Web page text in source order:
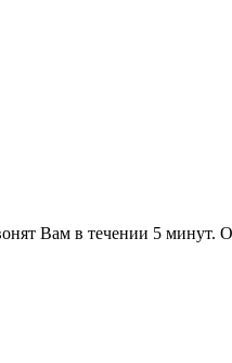
Вам в течении 5 минут.